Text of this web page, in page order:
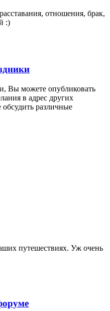
отношения, брак,
:)
Вы можете опубликовать
в адрес других
различные
путешествиях. Уж очень